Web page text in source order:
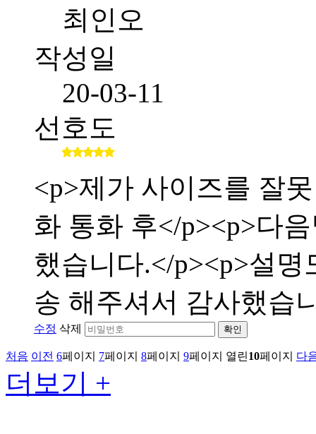
최인오
작성일
20-03-11
선호도
<p>제가 사이즈를 잘
화 통화 후</p><p>다
했습니다.</p><p>설
송 해주셔서 감사했습
수정 삭제 확인
처음 이전 6페이지 7페이지 8페이지 9페이지 열린10페이지 다
더보기 +